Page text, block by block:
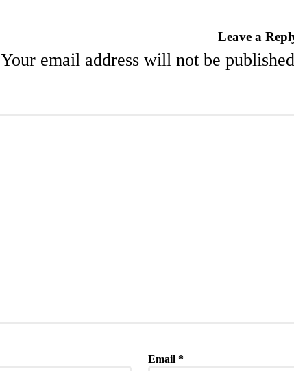
Leave a
Your email address will not be
Email *